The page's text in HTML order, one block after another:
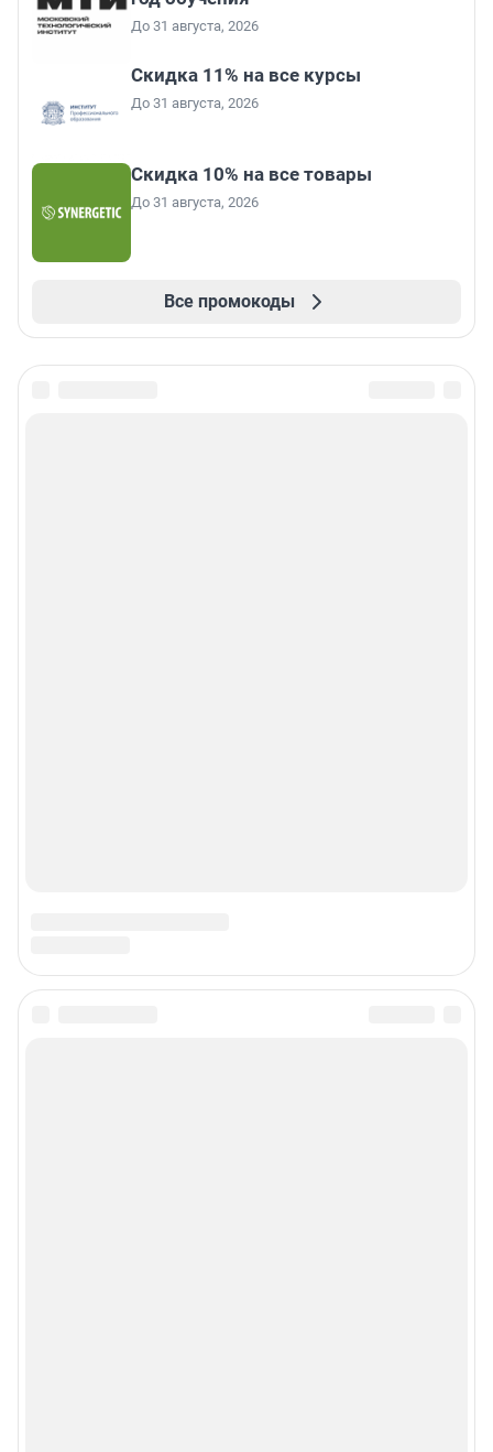
До 31 августа, 2026
Скидка 11% на все курсы
До 31 августа, 2026
Скидка 10% на все товары
До 31 августа, 2026
Все промокоды